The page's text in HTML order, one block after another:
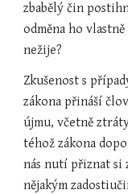
zbabělý čin
odměna ho
nežije?
Zkušenost s
zákona přináší
újmu, včetně
téhož zákona
nás nutí přiznat si
nějakým